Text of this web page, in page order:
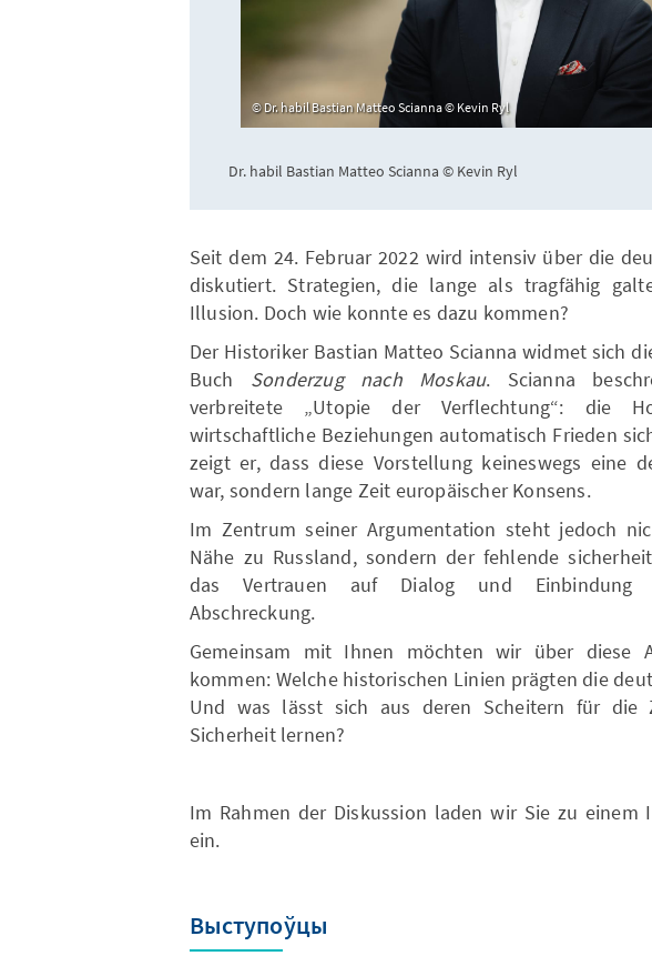
Dr. habil Bastian Matteo Scianna © Kevin Ryl
Dr. habil Bastian Matteo Scianna © Kevin Ryl
Seit dem 24. Februar 2022 wird intensiv über die
diskutiert. Strategien, die lange als tragfähig
Illusion. Doch wie konnte es dazu kommen?
Der Historiker Bastian Matteo Scianna widmet sich
Buch Sonderzug nach Moskau. Scianna
verbreitete „Utopie der Verflechtung“: die
wirtschaftliche Beziehungen automatisch Frieden
zeigt er, dass diese Vorstellung keineswegs eine
war, sondern lange Zeit europäischer Konsens.
Im Zentrum seiner Argumentation steht jedoch
Nähe zu Russland, sondern der fehlende
das Vertrauen auf Dialog und Einbindung
Abschreckung.
Gemeinsam mit Ihnen möchten wir über diese
kommen: Welche historischen Linien prägten die
Und was lässt sich aus deren Scheitern für die
Sicherheit lernen?
Im Rahmen der Diskussion laden wir Sie zu einem
ein.
Выступоўцы